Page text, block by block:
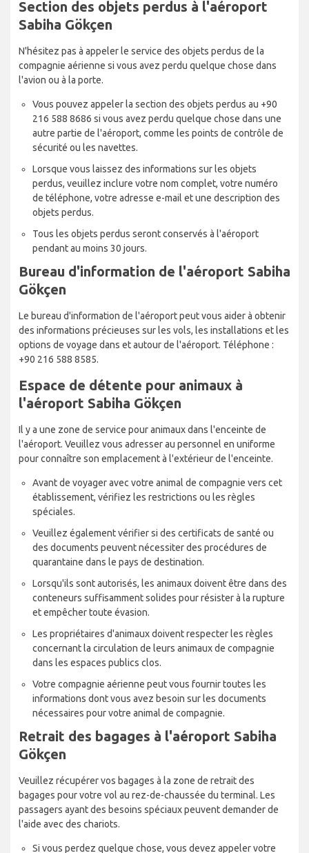
Section des objets perdus à l'aéroport
Sabiha Gökçen
N'hésitez pas à appeler le service des objets perdus de la
compagnie aérienne si vous avez perdu quelque chose dans
l'avion ou à la porte.
Vous pouvez appeler la section des objets perdus au +90
216 588 8686 si vous avez perdu quelque chose dans une
autre partie de l'aéroport, comme les points de contrôle de
sécurité ou les navettes.
Lorsque vous laissez des informations sur les objets
perdus, veuillez inclure votre nom complet, votre numéro
de téléphone, votre adresse e-mail et une description des
objets perdus.
Tous les objets perdus seront conservés à l'aéroport
pendant au moins 30 jours.
Bureau d'information de l'aéroport Sabiha
Gökçen
Le bureau d'information de l'aéroport peut vous aider à obtenir
des informations précieuses sur les vols, les installations et les
options de voyage dans et autour de l'aéroport. Téléphone :
+90 216 588 8585.
Espace de détente pour animaux à
l'aéroport Sabiha Gökçen
Il y a une zone de service pour animaux dans l'enceinte de
l'aéroport. Veuillez vous adresser au personnel en uniforme
pour connaître son emplacement à l'extérieur de l'enceinte.
Avant de voyager avec votre animal de compagnie vers cet
établissement, vérifiez les restrictions ou les règles
spéciales.
Veuillez également vérifier si des certificats de santé ou
des documents peuvent nécessiter des procédures de
quarantaine dans le pays de destination.
Lorsqu'ils sont autorisés, les animaux doivent être dans des
conteneurs suffisamment solides pour résister à la rupture
et empêcher toute évasion.
Les propriétaires d'animaux doivent respecter les règles
concernant la circulation de leurs animaux de compagnie
dans les espaces publics clos.
Votre compagnie aérienne peut vous fournir toutes les
informations dont vous avez besoin sur les documents
nécessaires pour votre animal de compagnie.
Retrait des bagages à l'aéroport Sabiha
Gökçen
Veuillez récupérer vos bagages à la zone de retrait des
bagages pour votre vol au rez-de-chaussée du terminal. Les
passagers ayant des besoins spéciaux peuvent demander de
l'aide avec des chariots.
Si vous perdez quelque chose, vous devez appeler votre